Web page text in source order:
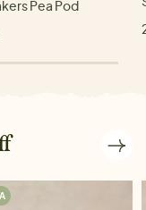
Pea Pod